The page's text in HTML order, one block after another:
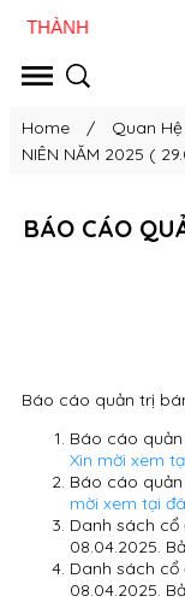
Home / Quan
NIÊN NĂM 2025 (
BÁO CÁO
Báo cáo quản trị
Báo cáo
Xin mời xem
Báo cáo
mời xem tại
Danh sách
08.04.2025.
Danh sách
08.04.2025.